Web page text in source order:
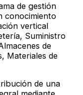
de gestión
conocimiento
vertical
Suministro
de
Materiales de
de una